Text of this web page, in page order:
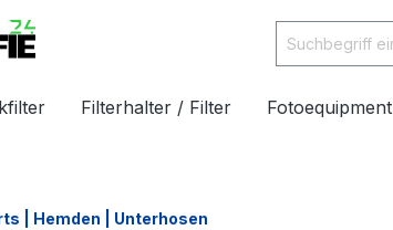
Filterhalter / Filter Fotoequipment
| Hemden | Unterhosen